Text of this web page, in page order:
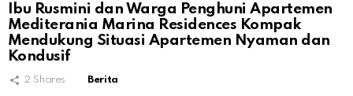
Ibu Rusmini dan Warga Penghuni Apartemen
Mediterania Marina Residences Kompak
Mendukung Situasi Apartemen Nyaman dan
Kondusif
2 Shares Berita